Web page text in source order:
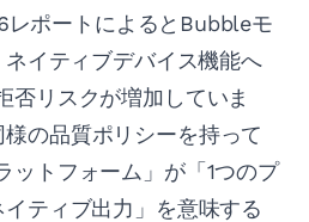
ポートによるとBubbleモ
イティブデバイス機能へ
否リスクが増加していま
の品質ポリシーを持って
ットフォーム」が「1つのプ
ティブ出力」を意味する